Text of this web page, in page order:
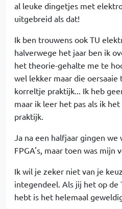
al leuke dingetjes met
uitgebreid als dat!
Ik ben trouwens ook TU
halverwege het jaar ben ik
het theorie-gehalte me te
wel lekker maar die oersaaie
korreltje praktijk... Ik heb
maar ik leer het pas als ik
praktijk.
Ja na een halfjaar gingen
FPGA's, maar toen was mijn
Ik wil je zeker niet van je
integendeel. Als jij het op de
hebt is het helemaal